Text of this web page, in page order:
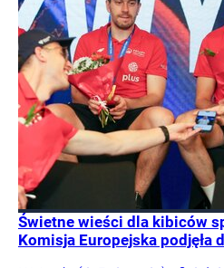
Świetne wieści dla kibiców
Komisja Europejska podjęła